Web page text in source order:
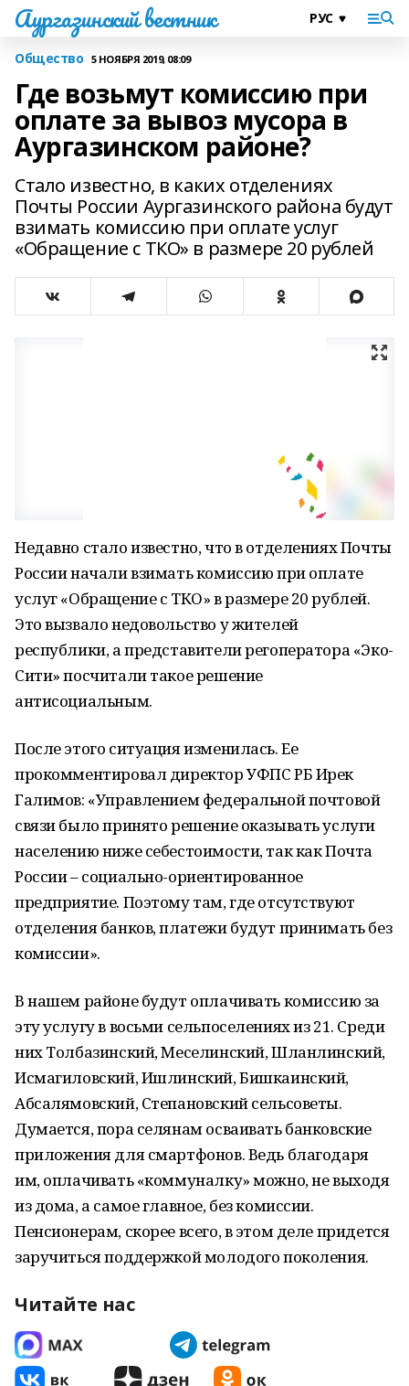
Аургазинский вестник
Общество 5 НОЯБРЯ 2019, 08:09
Где возьмут комиссию при
оплате за вывоз мусора в
Аургазинском районе?
Стало известно, в каких отделениях
Почты России Аургазинского района будут
взимать комиссию при оплате услуг
«Обращение с ТКО» в размере 20 рублей
Недавно стало известно, что в отделениях Почты
России начали взимать комиссию при оплате
услуг «Обращение с ТКО» в размере 20 рублей.
Это вызвало недовольство у жителей
республики, а представители регоператора «Эко-
Сити» посчитали такое решение
антисоциальным.
После этого ситуация изменилась. Ее
прокомментировал директор УФПС РБ Ирек
Галимов: «Управлением федеральной почтовой
связи было принято решение оказывать услуги
населению ниже себестоимости, так как Почта
России – социально-ориентированное
предприятие. Поэтому там, где отсутствуют
отделения банков, платежи будут принимать без
комиссии».
В нашем районе будут оплачивать комиссию за
эту услугу в восьми сельпоселениях из 21. Среди
них Толбазинский, Меселинский, Шланлинский,
Исмагиловский, Ишлинский, Бишкаинский,
Абсалямовский, Степановский сельсоветы.
Думается, пора селянам осваивать банковские
приложения для смартфонов. Ведь благодаря
им, оплачивать «коммуналку» можно, не выходя
из дома, а самое главное, без комиссии.
Пенсионерам, скорее всего, в этом деле придется
заручиться поддержкой молодого поколения.
Читайте нас